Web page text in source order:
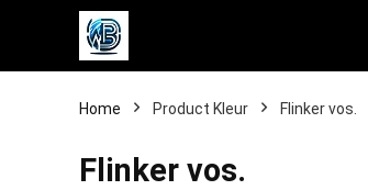
Home Product Kleur ‎Flinker vos.
‎Flinker vos.